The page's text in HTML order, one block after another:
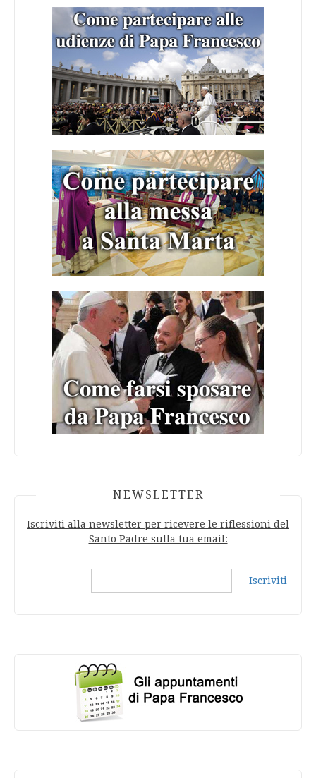
NEWSLETTER
Iscriviti alla newsletter per ricevere le riflessioni del
Santo Padre sulla tua email:
Iscriviti